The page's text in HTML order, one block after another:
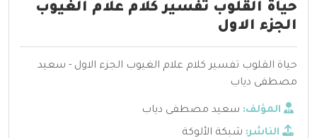
حياة القلوب تفسير كلام علام الغيوب
الجزء الاول
حياة القلوب تفسير كلام علام الغيوب الجزء الاول - سعيد
مصطفى دياب
المؤلف: سعيد مصطفى دياب
الناشر: شبكة الألوكة